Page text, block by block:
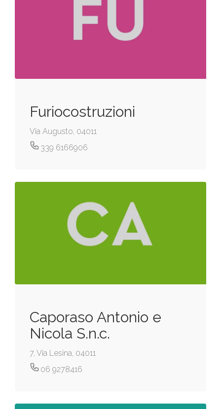
Furiocostruzioni
Via Augusto, 04011
339 6166906
Caporaso Antonio e
Nicola S.n.c.
7, Via Lesina, 04011
06 9278416